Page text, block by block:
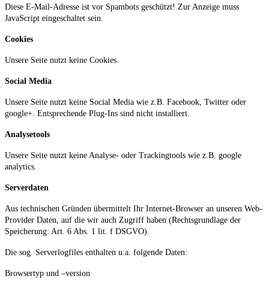
Diese E-Mail-Adresse ist vor Spambots geschützt! Zur Anzeige muss
JavaScript eingeschaltet sein.
Cookies
Unsere Seite nutzt keine Cookies.
Social Media
Unsere Seite nutzt keine Social Media wie z.B. Facebook, Twitter oder
google+. Entsprechende Plug-Ins sind nicht installiert.
Analysetools
Unsere Seite nutzt keine Analyse- oder Trackingtools wie z.B. google
analytics.
Serverdaten
Aus technischen Gründen übermittelt Ihr Internet-Browser an unseren Web-
Provider Daten, auf die wir auch Zugriff haben (Rechtsgrundlage der
Speicherung: Art. 6 Abs. 1 lit. f DSGVO).
Die sog. Serverlogfiles enthalten u.a. folgende Daten:
Browsertyp und –version